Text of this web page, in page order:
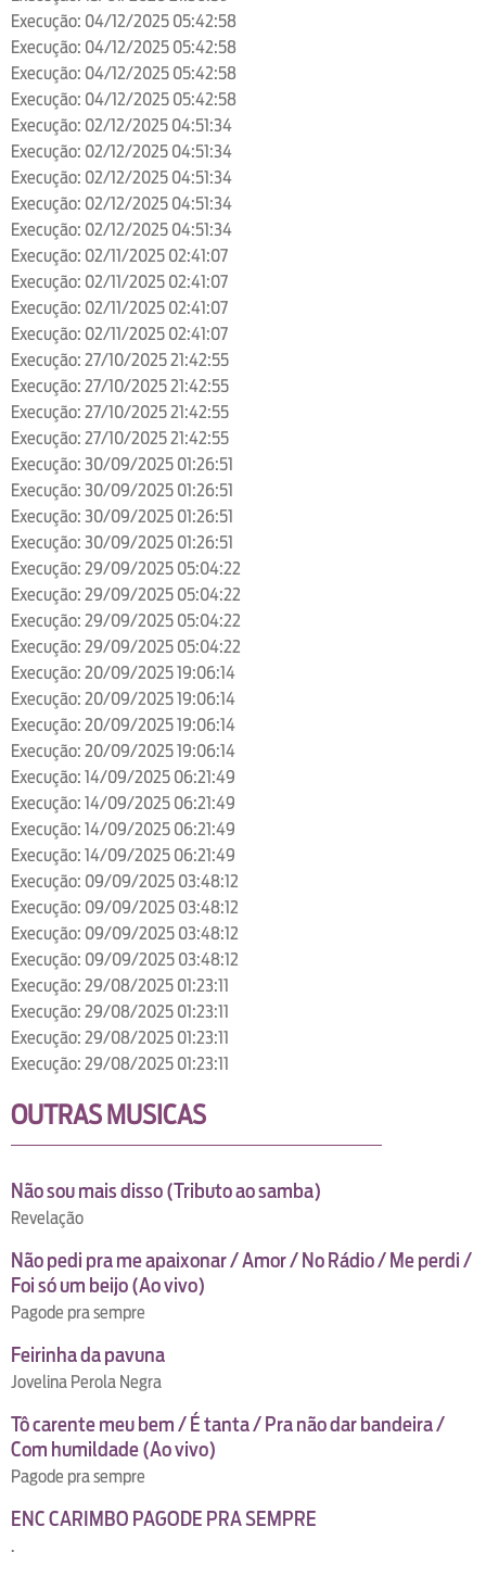
Execução: 04/12/2025 05:42:58
Execução: 04/12/2025 05:42:58
Execução: 04/12/2025 05:42:58
Execução: 04/12/2025 05:42:58
Execução: 02/12/2025 04:51:34
Execução: 02/12/2025 04:51:34
Execução: 02/12/2025 04:51:34
Execução: 02/12/2025 04:51:34
Execução: 02/12/2025 04:51:34
Execução: 02/11/2025 02:41:07
Execução: 02/11/2025 02:41:07
Execução: 02/11/2025 02:41:07
Execução: 02/11/2025 02:41:07
Execução: 27/10/2025 21:42:55
Execução: 27/10/2025 21:42:55
Execução: 27/10/2025 21:42:55
Execução: 27/10/2025 21:42:55
Execução: 30/09/2025 01:26:51
Execução: 30/09/2025 01:26:51
Execução: 30/09/2025 01:26:51
Execução: 30/09/2025 01:26:51
Execução: 29/09/2025 05:04:22
Execução: 29/09/2025 05:04:22
Execução: 29/09/2025 05:04:22
Execução: 29/09/2025 05:04:22
Execução: 20/09/2025 19:06:14
Execução: 20/09/2025 19:06:14
Execução: 20/09/2025 19:06:14
Execução: 20/09/2025 19:06:14
Execução: 14/09/2025 06:21:49
Execução: 14/09/2025 06:21:49
Execução: 14/09/2025 06:21:49
Execução: 14/09/2025 06:21:49
Execução: 09/09/2025 03:48:12
Execução: 09/09/2025 03:48:12
Execução: 09/09/2025 03:48:12
Execução: 09/09/2025 03:48:12
Execução: 29/08/2025 01:23:11
Execução: 29/08/2025 01:23:11
Execução: 29/08/2025 01:23:11
Execução: 29/08/2025 01:23:11
OUTRAS MUSICAS
Não sou mais disso (Tributo ao samba)
Revelação
Não pedi pra me apaixonar / Amor / No Rádio / Me perdi /
Foi só um beijo (Ao vivo)
Pagode pra sempre
Feirinha da pavuna
Jovelina Perola Negra
Tô carente meu bem / É tanta / Pra não dar bandeira /
Com humildade (Ao vivo)
Pagode pra sempre
ENC CARIMBO PAGODE PRA SEMPRE
.